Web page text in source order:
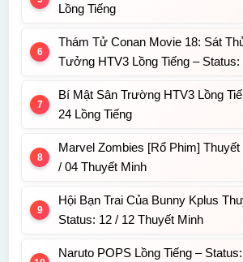
Lồng Tiếng
Thám Tử Conan Movie 18: Sát
Tưởng HTV3 Lồng Tiếng – Status:
Bí Mật Sân Trường HTV3 Lồng
24 Lồng Tiếng
Marvel Zombies [Rổ Phim]
/ 04 Thuyết Minh
Hội Bạn Trai Của Bunny Kplus
Status: 12 / 12 Thuyết Minh
Naruto POPS Lồng Tiếng –